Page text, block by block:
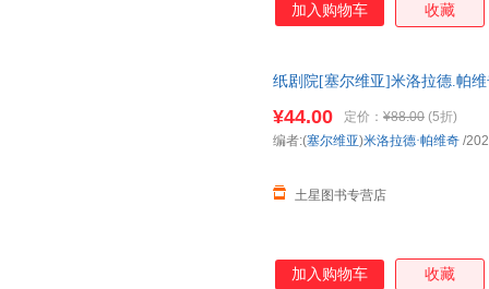
加入购物车 收藏
纸剧院[塞尔维亚]米洛拉德.帕
¥44.00 定价： ¥88.00 (5折)
土星图书专营店
编者:(塞尔维亚)米洛拉德·帕维奇 /
加入购物车 收藏